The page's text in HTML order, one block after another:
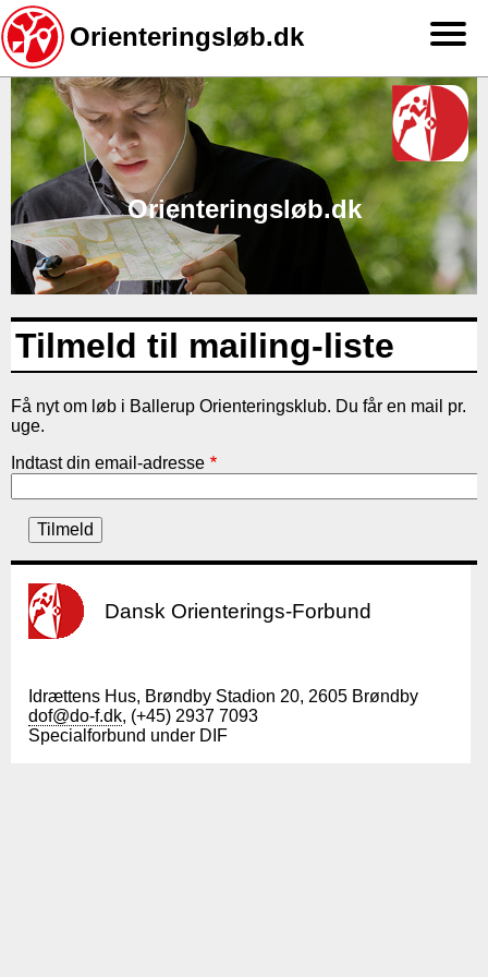
Gå
til
hovedindhold
Orienteringsløb.dk
Orienteringsløb.dk
Tilmeld til mailing-liste
Få nyt om løb i Ballerup Orienteringsklub. Du får en mail pr.
uge.
Indtast din email-adresse
Dansk Orienterings-Forbund
Idrættens Hus, Brøndby Stadion 20, 2605 Brøndby
dof@do-f.dk, (+45) 2937 7093
Specialforbund under DIF